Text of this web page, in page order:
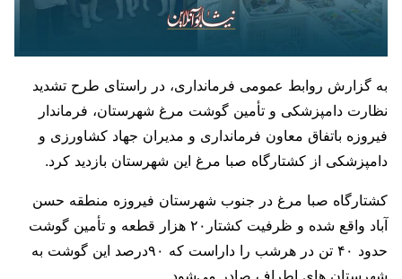
به گزارش روابط عمومی فرمانداری، در راستای طرح تشدید
نظارت دامپزشکی و تأمین گوشت مرغ شهرستان، فرماندار
فیروزه باتفاق معاون فرمانداری و مدیران جهاد کشاورزی و
دامپزشکی از کشتارگاه صبا مرغ این شهرستان بازدید کرد.
کشتارگاه صبا مرغ در جنوب شهرستان فیروزه منطقه حسن
آباد واقع شده و ظرفیت کشتار۲۰ هزار قطعه و تأمین گوشت
حدود ۴۰ تن در هرشب را داراست که ۹۰درصد این گوشت به
شهرستان های اطراف صادر می‌شود.